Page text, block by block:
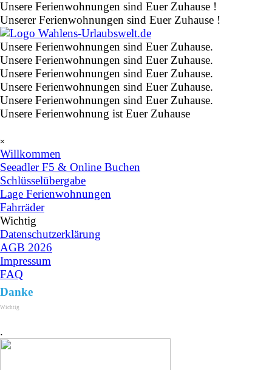
Direkt zum Seiteninhalt
Unsere Ferienwohnungen sind Euer Zuhause !
Unserer Ferienwohnungen sind Euer Zuhause !
Unsere Ferienwohnungen sind Euer Zuhause.
Unsere Ferienwohnungen sind Euer Zuhause.
Unsere Ferienwohnungen sind Euer Zuhause.
Unsere Ferienwohnungen sind Euer Zuhause.
Unsere Ferienwohnungen sind Euer Zuhause.
Unsere Ferienwohnung ist Euer Zuhause
×
Willkommen
Seeadler F5 & Online Buchen
Schlüsselübergabe
Lage Ferienwohnungen
Fahrräder
Wichtig
Datenschutzerklärung
AGB 2026
Impressum
FAQ
Danke
Wichtig
.